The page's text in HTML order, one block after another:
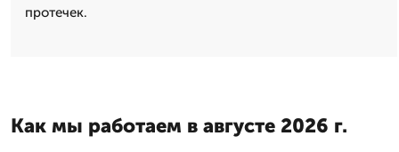
протечек.
Как мы работаем в августе 2026 г.